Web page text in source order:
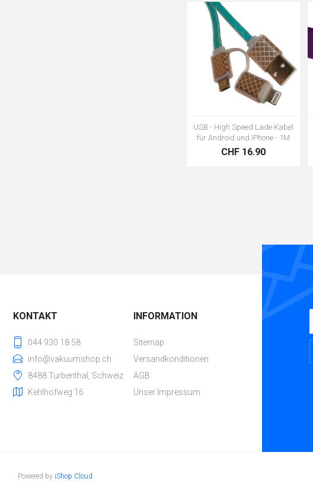
USB - High Speed Lade Kabel
für Android und IPhone - 1M
CHF 16.90
KONTAKT
044 930 18 58
info@vakuumshop.ch
8488 Turbenthal, Schweiz
Kehlhofweg 16
INFORMATION
Sitemap
Versandkonditionen
AGB
Unser Impressum
Powered by iShop Cloud